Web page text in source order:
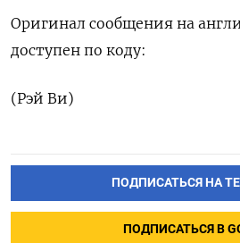
Оригинал сообщения на
доступен по коду:
(Рэй Ви)
ПОДПИСАТЬСЯ НА
ПОДПИСАТЬСЯ В